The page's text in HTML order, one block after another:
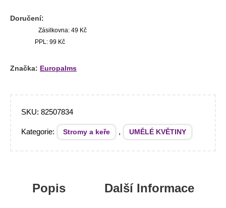
Doručení:
Zásilkovna: 49 Kč
PPL: 99 Kč
Značka: Europalms
SKU: 82507834
Kategorie: Stromy a keře , UMĚLÉ KVĚTINY
Popis Další Informace